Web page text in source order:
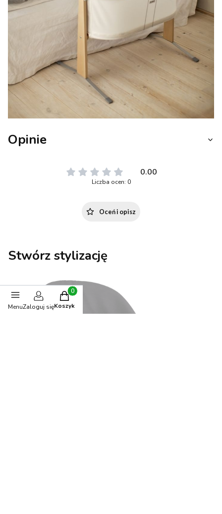
Opinie
0.00
Liczba ocen: 0
Oceń i opisz
Stwórz stylizację
MenuZaloguj się
Produkty w koszyku: 0. Zobacz szczegóły
Koszyk